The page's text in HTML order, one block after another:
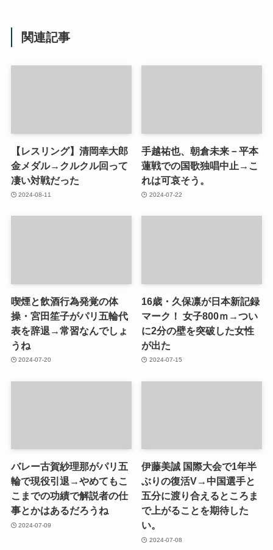
関連記事
【レスリング】清岡幸大郎
金メダル→クルクル回って
凄い対戦だった
2024-08-11
手越祐也、朝倉未来－平本
蓮戦での国歌独唱中止→こ
れは可哀そう。
2024-07-22
喫煙と飲酒行為発覚の体
操・宮田笙子がパリ五輪代
表を辞退→常習なんでしょ
うね
2024-07-20
16歳・久保凛が日本新記録
マーク！ 女子800ｍ→つい
に2分の壁を突破した女性
が出た
2024-07-15
バレー古賀紗理那がパリ五
輪で現役引退→やめてもこ
こまでの功績で解説者の仕
事とかはあるだろうね
2024-07-09
伊藤美誠 国際大会で1年半
ぶりの復活V→中国選手と
五分に渡り合えるところま
で上がることを期待した
い。
2024-07-08